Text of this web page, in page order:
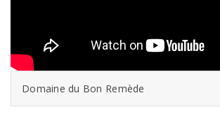
Domaine du Bon Remède